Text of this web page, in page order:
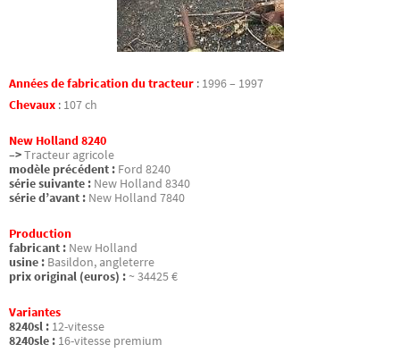
Années de fabrication du tracteur : 1996 – 1997
Chevaux : 107 ch
New Holland 8240
–>Tracteur agricole
modèle précédent : Ford 8240
série suivante : New Holland 8340
série d’avant : New Holland 7840
Production
fabricant : New Holland
usine : Basildon, angleterre
prix original (euros) : ~ 34425 €
Variantes
8240sl : 12-vitesse
8240sle : 16-vitesse premium